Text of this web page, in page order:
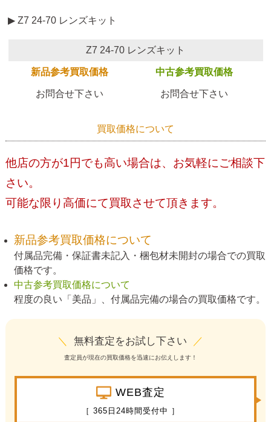
▶ Z7 24-70 レンズキット
Z7 24-70 レンズキット
新品参考買取価格 中古参考買取価格
お問合せ下さい お問合せ下さい
買取価格について
他店の方が1円でも高い場合は、お気軽にご相談下
さい。
可能な限り高価にて買取させて頂きます。
新品参考買取価格について
付属品完備・保証書未記入・梱包材未開封の場合での買取
価格です。
中古参考買取価格について
程度の良い「美品」、付属品完備の場合の買取価格です。
＼ 無料査定をお試し下さい ／
査定員が現在の買取価格を迅速にお伝えします！
WEB査定
［ 365日24時間受付中 ］